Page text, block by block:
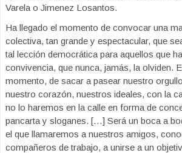
Varela o Jimenez Losantos.
Ha llegado el momento de convocar una
colectiva, tan grande y espectacular, que
tal lección democrática para aquellos que
convivencia, que nunca, jamás, la olviden.
momento, de sacar a pasear nuestro
nuestro corazón, nuestros ideales, con la
no lo haremos en la calle en forma de
pancarta y sloganes. […] Será un boca a
el que llamaremos a nuestros amigos,
compañeros de trabajo, a unirse a un